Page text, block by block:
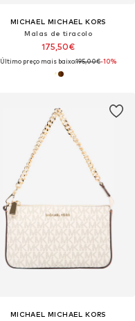
MICHAEL MICHAEL KORS
Malas de tiracolo
175,50€
Último preço mais baixo:195,00€-10%
MICHAEL MICHAEL KORS